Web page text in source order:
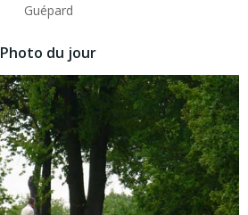
Guépard
Photo du jour